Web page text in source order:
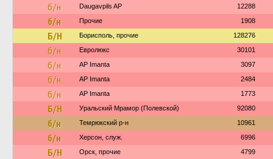
б/н Daugavpils AP 12288
б/н Прочие 1908
Б/Н Борисполь, прочие 128276
б/н Евролюкс 30101
б/н AP Imanta 3097
б/н AP Imanta 2484
б/н AP Imanta 1773
Б/Н Уральский Мрамор (Полевской) 92080
б/н Темрюкский р-н 10961
б/н Херсон, служ. 6996
Б/Н Орск, прочие 4799